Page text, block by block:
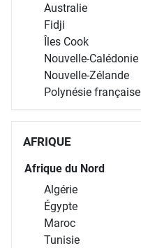
Australie
Fidji
Îles Cook
Nouvelle-Calédonie
Nouvelle-Zélande
Polynésie française
AFRIQUE
Afrique du Nord
Algérie
Égypte
Maroc
Tunisie